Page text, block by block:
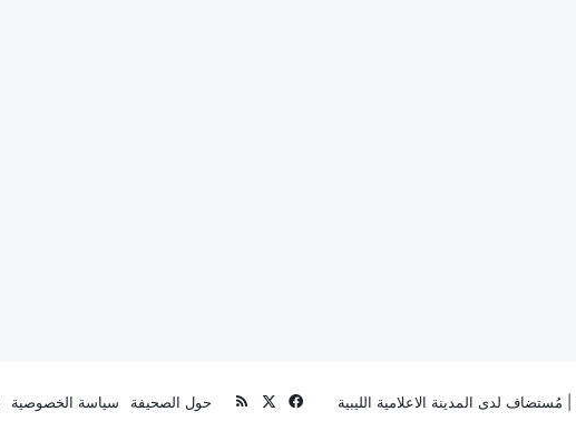
| مُستضاف لدى المدينة الاعلامية الليبية حول الصحيفة سياسة الخصوصية فيسبوكملخص